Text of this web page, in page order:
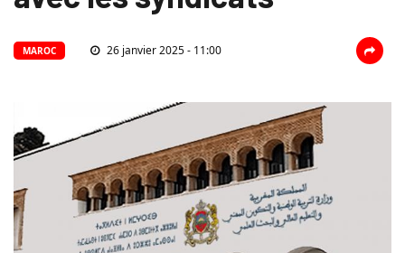
MAROC 26 janvier 2025 - 11:00